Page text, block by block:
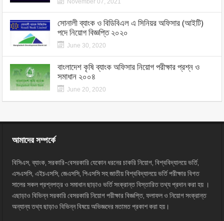
সোনালী ব্যাংক ও বিডিবিএল এ সিনিয়র অফিসার (আইটি)
পদে নিয়োগ বিজ্ঞপ্তি ২০২০
June 30, 2020
বাংলাদেশ কৃষি ব্যাংক অফিসার নিয়োগ পরীক্ষার প্রশ্ন ও
সমাধান ২০০৪
June 20, 2020
আমাদের সম্পর্কে
বিসিএস, ব্যাংক, সরকারি-বেসরকারি যেকোন ধরনের চাকরি নিয়োগ, বিশ্ববিদ্যালয়ে ভর্তি,
এসএসসি, এইচএসসি, জেএসসি, পিএসসি সহ জাতীয় বিশ্ববিদ্যালয়ে ভর্তি পরীক্ষার বিগত
সালের সকল প্রশ্নপত্র ও সমাধান ছাড়াও ভর্তি সংক্রান্ত বিস্তারিত তথ্য প্রদান করা হয় ।
এছাড়াও বিভিন্ন সরকারি বেসরকারি নিয়োগ পরীক্ষার বিজ্ঞপ্তি, ফলাফল ও নিয়োগ সংক্রান্ত
অন্যান্য তথ্য ছাড়াও বিভিন্ন বিষয়ে অভিজ্ঞদের মতামত প্রকাশ করা হয়।